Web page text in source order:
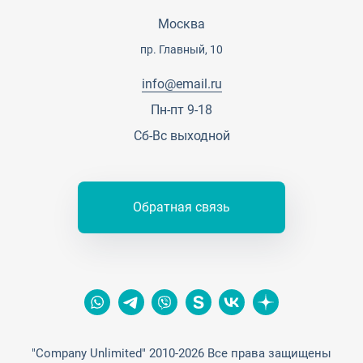
Москва
пр. Главный, 10
info@email.ru
Пн-пт 9-18
Сб-Вс выходной
Обратная связь
Партнерская программа
"Company Unlimited" 2010-2026 Все права защищены